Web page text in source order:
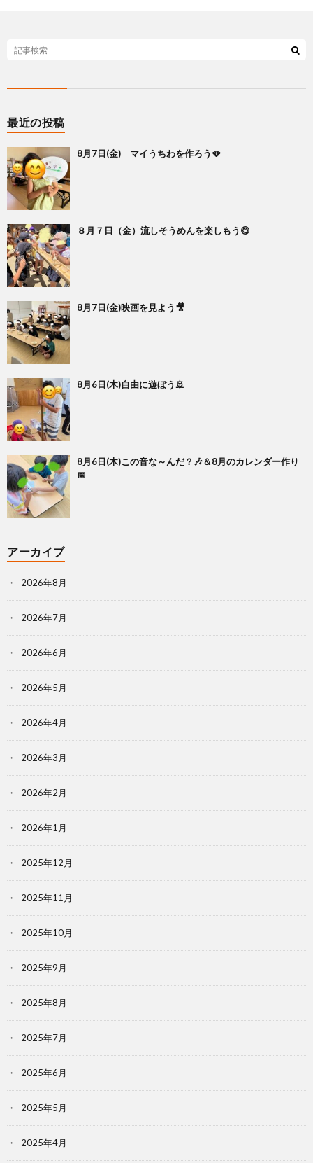
最近の投稿
8月7日(金) マイうちわを作ろう🪭
８月７日（金）流しそうめんを楽しもう😋
8月7日(金)映画を見よう🎥
8月6日(木)自由に遊ぼう🚢
8月6日(木)この音な～んだ？🎶＆8月のカレンダー作り
📅
アーカイブ
2026年8月
2026年7月
2026年6月
2026年5月
2026年4月
2026年3月
2026年2月
2026年1月
2025年12月
2025年11月
2025年10月
2025年9月
2025年8月
2025年7月
2025年6月
2025年5月
2025年4月